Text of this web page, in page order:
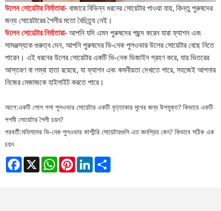
উলেন সোয়েটার নির্মাতারা- বাজারে বিভিন্ন ধরনের সোয়েটার পাওয়া যায়, কিন্তু পুরুষদের
জন্য সোয়েটারের শৈলীর মতো বৈচিত্র্য নেই।
উলেন সোয়েটার নির্মাতারা- আপনি যদি এমন পুরুষদের পছন্দ করেন যারা ফ্যাশন এবং
সামঞ্জস্যকে গুরুত্ব দেন, আপনি পুরুষদের ভি-নেক পুলওভার উলের সোয়েটার বেছে নিতে
পারেন। এই ধরনের উলের সোয়েটার একটি ভি-নেক ডিজাইন গ্রহণ করে, যার ভিতরের
আস্তরণ বা লম্বা হাতা রয়েছে, যা ফ্যাশন এবং কমনীয়তা দেখাতে পারে, সহজেই আপনার
নিজের মেজাজকে হাইলাইট করতে পারে।
আগে:একটি গোল গলা পুলওভার সোয়েটার একটি বৃত্তাকার মুখের জন্য উপযুক্ত? কিভাবে একটি
পশমী সোয়েটার শৈলী চয়ন?
পরবর্তী:মহিলাদের ভি-নেক পুলওভার কাশ্মীরি সোয়েটারগুলি এত জনপ্রিয় কেন? কিভাবে সঠিক এক
চয়ন
Facebook
X WhatsAppPinterestLinkedIn